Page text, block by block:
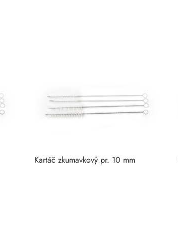
Kartáč zkumavkový pr. 10 mm